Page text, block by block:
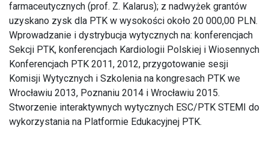
farmaceutycznych (prof. Z. Kalarus); z nadwyżek grantów
uzyskano zysk dla PTK w wysokości około 20 000,00 PLN.
Wprowadzanie i dystrybucja wytycznych na: konferencjach
Sekcji PTK, konferencjach Kardiologii Polskiej i Wiosennych
Konferencjach PTK 2011, 2012, przygotowanie sesji
Komisji Wytycznych i Szkolenia na kongresach PTK we
Wrocławiu 2013, Poznaniu 2014 i Wrocławiu 2015.
Stworzenie interaktywnych wytycznych ESC/PTK STEMI do
wykorzystania na Platformie Edukacyjnej PTK.